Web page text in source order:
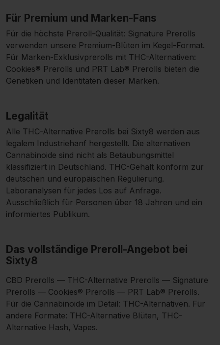
Für Premium und Marken-Fans
Für die höchste Preroll-Qualität: Signature Prerolls
verwenden unsere Premium-Blüten im Kegel-Format.
Für Marken-Exklusivprerolls mit THC-Alternativen:
Cookies® Prerolls und PRT Lab® Prerolls bieten die
Genetiken und Identitäten dieser Marken.
Legalität
Alle THC-Alternative Prerolls bei Sixty8 werden aus
legalem Industriehanf hergestellt. Die alternativen
Cannabinoide sind nicht als Betäubungsmittel
klassifiziert in Deutschland. THC-Gehalt konform zur
deutschen und europäischen Regulierung.
Laboranalysen für jedes Los auf Anfrage.
Ausschließlich für Personen über 18 Jahren und ein
informiertes Publikum.
Das vollständige Preroll-Angebot bei
Sixty8
CBD Prerolls — THC-Alternative Prerolls — Signature
Prerolls — Cookies® Prerolls — PRT Lab® Prerolls.
Für die Cannabinoide im Detail: THC-Alternativen. Für
andere Formate: THC-Alternative Blüten, THC-
Alternative Hash, Vapes.